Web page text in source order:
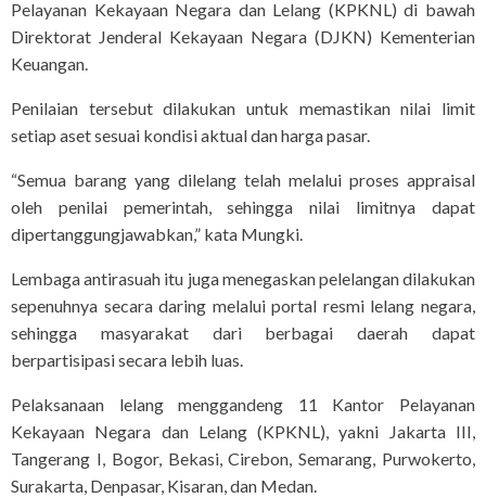
Pelayanan Kekayaan Negara dan Lelang (KPKNL) di bawah
Direktorat Jenderal Kekayaan Negara (DJKN) Kementerian
Keuangan.
Penilaian tersebut dilakukan untuk memastikan nilai limit
setiap aset sesuai kondisi aktual dan harga pasar.
“Semua barang yang dilelang telah melalui proses appraisal
oleh penilai pemerintah, sehingga nilai limitnya dapat
dipertanggungjawabkan,” kata Mungki.
Lembaga antirasuah itu juga menegaskan pelelangan dilakukan
sepenuhnya secara daring melalui portal resmi lelang negara,
sehingga masyarakat dari berbagai daerah dapat
berpartisipasi secara lebih luas.
Pelaksanaan lelang menggandeng 11 Kantor Pelayanan
Kekayaan Negara dan Lelang (KPKNL), yakni Jakarta III,
Tangerang I, Bogor, Bekasi, Cirebon, Semarang, Purwokerto,
Surakarta, Denpasar, Kisaran, dan Medan.